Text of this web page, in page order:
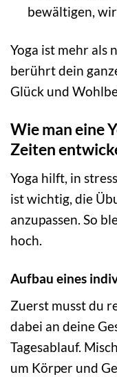
bewältigen,
Yoga ist mehr als
berührt dein
Glück und
Wie man eine
Zeiten
Yoga hilft, in
ist wichtig, die
anzupassen. So
hoch.
Aufbau eines
Zuerst musst du
dabei an deine
Tagesablauf.
um Körper und